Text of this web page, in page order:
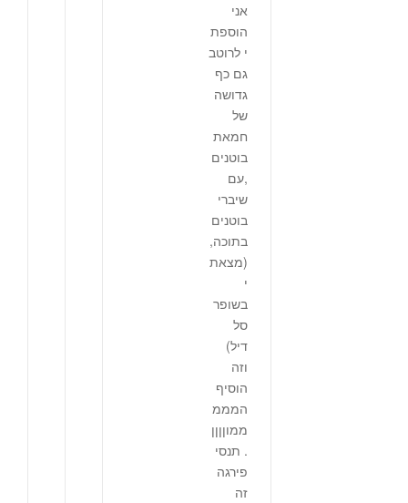
אני
הוספת
י לרוטב
גם כף
גדושה
של
חמאת
בוטנים
,עם
שיברי
בוטנים
בתוכה,
(מצאת
י
בשופר
סל
דיל)
וזה
הוסיף
המממ
ממוןןןן
. תנסי
פירגה
זה